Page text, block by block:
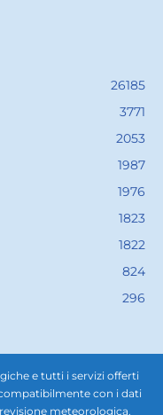
26185
3771
2053
1987
1976
1823
1822
824
296
e tutti i servizi offerti
con i dati
meteorologica.